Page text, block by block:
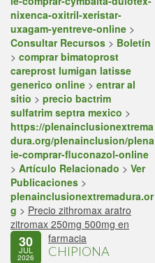
nixenca-oxitril-xeristar-
uxagam-yentreve-online >
Consultar Recursos > Boletín
> comprar bimatoprost
careprost lumigan latisse
generico online > entrar al
sitio > precio bactrim
sulfatrim septra mexico >
https://plenainclusionextrema
dura.org/plenainclusion/plena
ie-comprar-fluconazol-online
> Artículo Relacionado > Ver
Publicaciones >
plenainclusionextremadura.or
g > Precio zithromax aratro
zitromax 250mg 500mg en
farmacia
30
JUL
2026 CHIPIONA